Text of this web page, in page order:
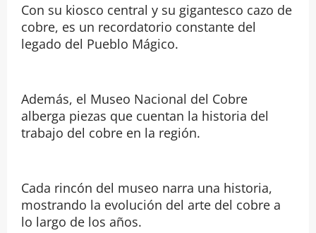
Con su kiosco central y su gigantesco cazo de
cobre, es un recordatorio constante del
legado del Pueblo Mágico.
Además, el Museo Nacional del Cobre
alberga piezas que cuentan la historia del
trabajo del cobre en la región.
Cada rincón del museo narra una historia,
mostrando la evolución del arte del cobre a
lo largo de los años.